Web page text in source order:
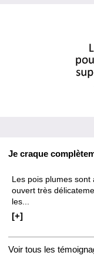
Je craque
Les pois plumes
ouvert très
les...
[+]
Voir tous les